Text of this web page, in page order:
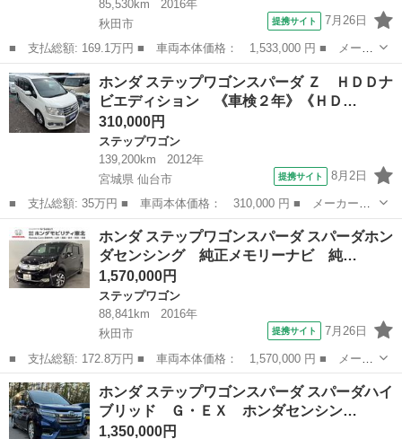
85,530km
2016年
秋田市
提携サイト 7月26日
■ 支払総額: 169.1万円 ■ 車両本体価格： 1,533,000 円 ■ メーカ
ー名： ホンダ ■ 車種名： ステップワゴン ■ グレード名：
Ｇ いまコレ＋新品フロアマット付 光触媒抗菌消臭施工済 ＤＶ
Ｄ クルコン...
秋田 秋田市 ステップワゴン
ホンダ ステップワゴンスパーダ Ｚ ＨＤＤナ
ビエディション 《車検２年》《ＨＤ…
310,000円
ステップワゴン
139,200km
2012年
宮城県 仙台市
提携サイト 8月2日
■ 支払総額: 35万円 ■ 車両本体価格： 310,000 円 ■ メーカー
名： ホンダ ■ 車種名： ステップワゴンスパーダ ■ グレード
名： Ｚ ＨＤＤナビエディション 《車検２年》《ＨＤＤナビＴＶ
フルセグバックカメ...
宮城 ステップワゴン
ホンダ ステップワゴンスパーダ スパーダホン
ダセンシング 純正メモリーナビ 純…
1,570,000円
ステップワゴン
88,841km
2016年
秋田市
提携サイト 7月26日
■ 支払総額: 172.8万円 ■ 車両本体価格： 1,570,000 円 ■ メーカ
ー名： ホンダ ■ 車種名： ステップワゴンスパーダ ■ グレード
名： スパーダホンダセンシング 純正メモリーナビ 純正アルミホ
イール ...
秋田 秋田市 ステップワゴン
ホンダ ステップワゴンスパーダ スパーダハイ
ブリッド Ｇ・ＥＸ ホンダセンシン…
1,350,000円